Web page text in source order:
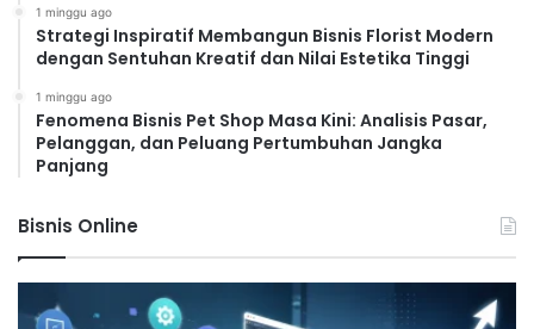
1 minggu ago
Strategi Inspiratif Membangun Bisnis Florist Modern
dengan Sentuhan Kreatif dan Nilai Estetika Tinggi
1 minggu ago
Fenomena Bisnis Pet Shop Masa Kini: Analisis Pasar,
Pelanggan, dan Peluang Pertumbuhan Jangka
Panjang
Bisnis Online